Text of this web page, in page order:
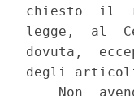
chiesto  il
legge,  al
dovuta,
degli
Non